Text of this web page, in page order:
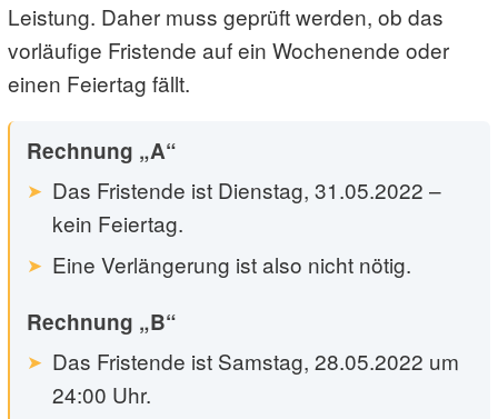
Leistung. Daher muss geprüft werden, ob das
vorläufige Fristende auf ein Wochenende oder
einen Feiertag fällt.
Rechnung „A“
Das Fristende ist Dienstag, 31.05.2022 –
kein Feiertag.
Eine Verlängerung ist also nicht nötig.
Rechnung „B“
Das Fristende ist Samstag, 28.05.2022 um
24:00 Uhr.